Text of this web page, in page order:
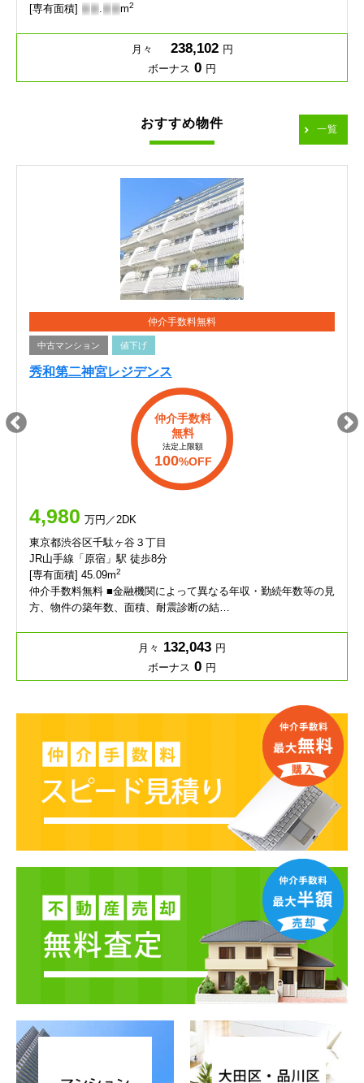
[専有面積] - - .- - m2
月々 238,102 円
ボーナス 0 円
おすすめ物件 一覧
仲介手数料無料
中古マンション 値下げ
秀和第二神宮レジデンス
仲介手数料
無料
法定上限額
100%OFF
4,980 万円／2DK
東京都渋谷区千駄ヶ谷３丁目
JR山手線「原宿」駅 徒歩8分
[専有面積] 45.09m2
仲介手数料無料 ■金融機関によって異なる年収・勤続年数等の見
方、物件の築年数、面積、耐震診断の結…
月々 132,043 円
ボーナス 0 円